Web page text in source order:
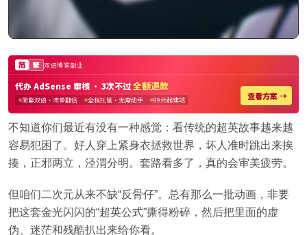
不知道你们最近有没有一种感觉：看传统的超英故事越来越
容易犯困了。好人穿上紧身衣拯救世界，坏人准时跳出来挨
揍，正邪两立，泾渭分明。套路看多了，真的会审美疲劳。
但咱们二次元从来不缺“反骨仔”。总有那么一批动画，非要
把这套金光闪闪的“超英公式”撕得粉碎，然后把里面的虚
伪、迷茫和残酷扒出来给你看。